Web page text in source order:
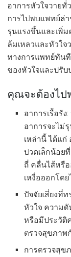
อาการหัวใจวายทั่
การไปพบแพทย์ล่
รุนแรงขึ้นและเพิ่ม
ล้มเหลวและหัวใจ
ทางการแพทย์ทัน
ของหัวใจและปรับ
คุณจะต้องไป
อาการเรื้อรั
อาการจะไม่
เหล่านี้ ได้แก่
ปวดเล็กน้อย
ถี่ คลื่นไส้หรื
เหงื่อออกโด
ปัจจัยเสี่ยงที่
หัวใจ ความ
หรือมีประวัติ
ตรวจสุขภาพ
การตรวจสุข